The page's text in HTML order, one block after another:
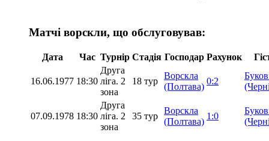
Матчі ворскли, що обслуговував:
Дата Час Турнір Стадія Господар Рахунок
16.06.1977 18:30
Друга
ліга. 2
зона
18 тур
Ворскла
(Полтава)
0:2
07.09.1978 18:30
Друга
ліга. 2
зона
35 тур
Ворскла
(Полтава)
1:0